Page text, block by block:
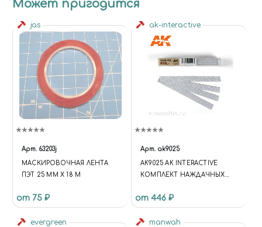
Может пригодится
jas
Арт. 63203j
МАСКИРОВОЧНАЯ ЛЕНТА
ПЭТ 25 ММ Х 18 М
от 75 ₽
ak-interactive
Арт. ak9025
AK9025 AK INTERACTIVE
КОМПЛЕКТ НАЖДАЧНЫХ
от 446 ₽
evergreen manwah